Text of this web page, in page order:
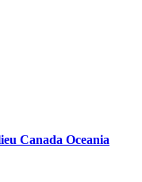
Canada Oceania